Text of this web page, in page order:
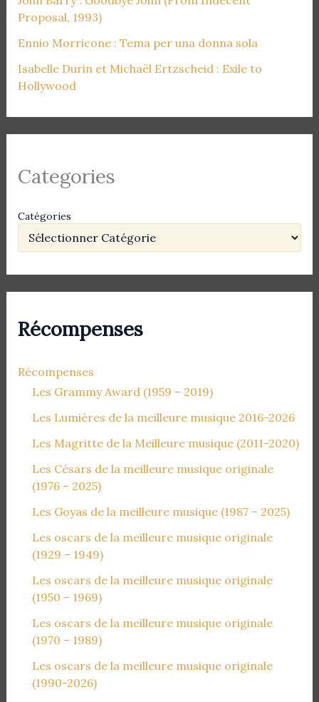
Proposal, 1993)
Ennio Morricone : Tema per una donna sola
Isabelle Durin et Michaël Ertzscheid : Exile to
Hollywood
Categories
Catégories
Récompenses
Récompenses
Les Grammy Award (1959 – 2019)
Les Lumières de la meilleure musique 2016-2026
Les Magritte de la Meilleure musique (2011-2020)
Les Césars de la meilleure musique originale
(1976 – 2025)
Les Goyas de la meilleure musique (1987 – 2025)
Les oscars de la meilleure musique originale
(1929 – 1949)
Les oscars de la meilleure musique originale
(1950 – 1969)
Les oscars de la meilleure musique originale
(1970 – 1989)
Les oscars de la meilleure musique originale
(1990-2026)